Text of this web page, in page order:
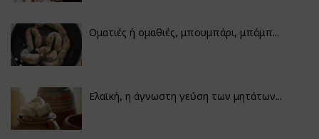
Οματιές ή ομαθιές, μπουμπάρι, μπάμπ...
Ελαϊκή, η άγνωστη γεύση των μητάτων...